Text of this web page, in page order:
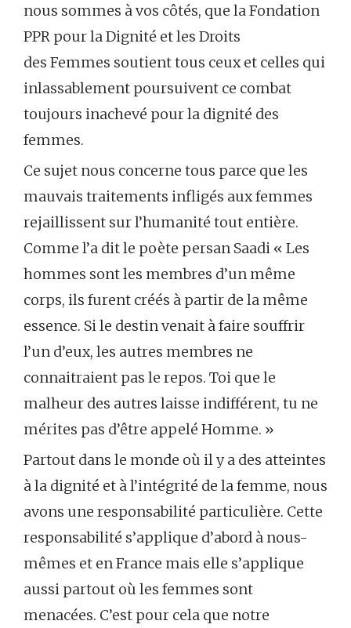
nous sommes à vos côtés, que la Fondation
PPR pour la Dignité et les Droits
des Femmes soutient tous ceux et celles qui
inlassablement poursuivent ce combat
toujours inachevé pour la dignité des
femmes.
Ce sujet nous concerne tous parce que les
mauvais traitements infligés aux femmes
rejaillissent sur l’humanité tout entière.
Comme l’a dit le poète persan Saadi « Les
hommes sont les membres d’un même
corps, ils furent créés à partir de la même
essence. Si le destin venait à faire souffrir
l’un d’eux, les autres membres ne
connaitraient pas le repos. Toi que le
malheur des autres laisse indifférent, tu ne
mérites pas d’être appelé Homme. »
Partout dans le monde où il y a des atteintes
à la dignité et à l’intégrité de la femme, nous
avons une responsabilité particulière. Cette
responsabilité s’applique d’abord à nous-
mêmes et en France mais elle s’applique
aussi partout où les femmes sont
menacées. C’est pour cela que notre